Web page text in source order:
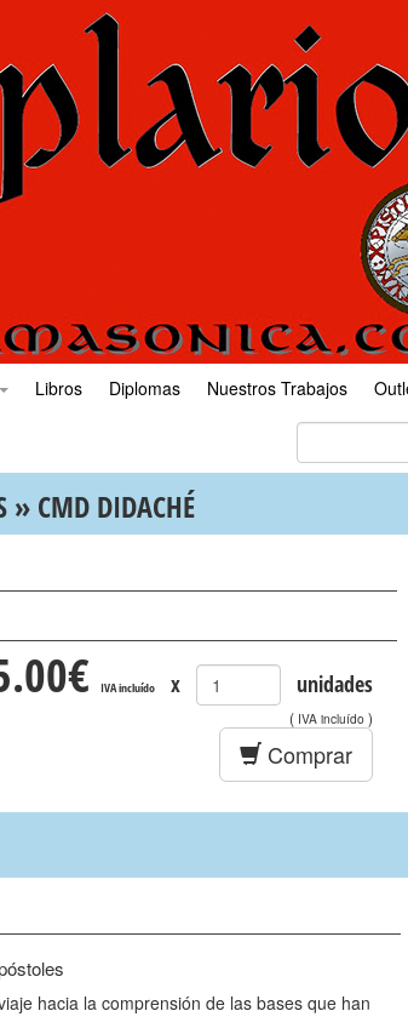
Libros Diplomas Nuestros Trabajos
» CMD DIDACHÉ
€ IVA incluído x unidades
( IVA incluído)
Comprar
hacia la comprensión de las bases que han